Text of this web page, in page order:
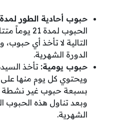
حبوب أحادية الطور لمدة 21 يوماً:
الحبوب لمدة
التالية لا تأخذ أي
الدورة الشهرية.
حبوب يومية:
ويحتوي كل يوم منها على
بسبعة حبوب غير نشطة
وبعد تناول هذه الحبوب
الشهرية.